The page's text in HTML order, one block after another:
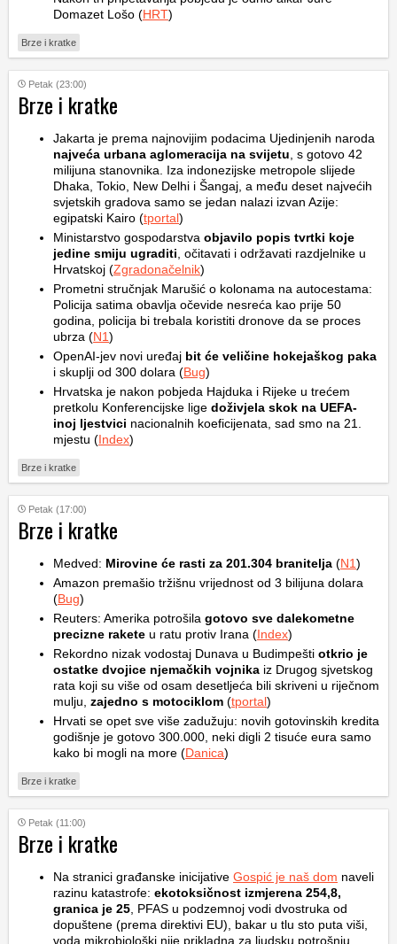
Domazet Lošo (HRT)
Brze i kratke
Petak (23:00)
Brze i kratke
Jakarta je prema najnovijim podacima Ujedinjenih naroda
najveća urbana aglomeracija na svijetu , s gotovo 42
milijuna stanovnika. Iza indonezijske metropole slijede
Dhaka, Tokio, New Delhi i Šangaj, a među deset najvećih
svjetskih gradova samo se jedan nalazi izvan Azije:
egipatski Kairo (tportal)
Ministarstvo gospodarstva objavilo popis tvrtki koje
jedine smiju ugraditi , očitavati i održavati razdjelnike u
Hrvatskoj (Zgradonačelnik)
Prometni stručnjak Marušić o kolonama na autocestama:
Policija satima obavlja očevide nesreća kao prije 50
godina, policija bi trebala koristiti dronove da se proces
ubrza (N1)
OpenAI-jev novi uređaj bit će veličine hokejaškog paka
i skuplji od 300 dolara (Bug)
Hrvatska je nakon pobjeda Hajduka i Rijeke u trećem
pretkolu Konferencijske lige doživjela skok na UEFA-
inoj ljestvici nacionalnih koeficijenata, sad smo na 21.
mjestu (Index)
Brze i kratke
Petak (17:00)
Brze i kratke
Medved: Mirovine će rasti za 201.304 branitelja (N1)
Amazon premašio tržišnu vrijednost od 3 bilijuna dolara
(Bug)
Reuters: Amerika potrošila gotovo sve dalekometne
precizne rakete u ratu protiv Irana (Index)
Rekordno nizak vodostaj Dunava u Budimpešti otkrio je
ostatke dvojice njemačkih vojnika iz Drugog sjvetskog
rata koji su više od osam desetljeća bili skriveni u riječnom
mulju, zajedno s motociklom (tportal)
Hrvati se opet sve više zadužuju: novih gotovinskih kredita
godišnje je gotovo 300.000, neki digli 2 tisuće eura samo
kako bi mogli na more (Danica)
Brze i kratke
Petak (11:00)
Brze i kratke
Na stranici građanske inicijative Gospić je naš dom naveli
razinu katastrofe: ekotoksičnost izmjerena 254,8,
granica je 25 , PFAS u podzemnoj vodi dvostruka od
dopuštene (prema direktivi EU), bakar u tlu sto puta viši,
voda mikrobiološki nije prikladna za ljudsku potrošnju…